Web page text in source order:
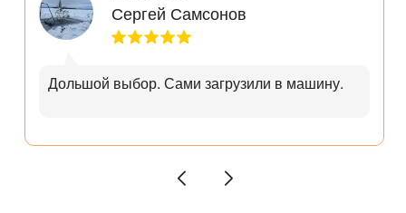
Сергей Самсонов
Дольшой выбор. Сами загрузили в машину.